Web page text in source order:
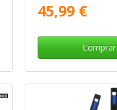
45,99 €
Comprar